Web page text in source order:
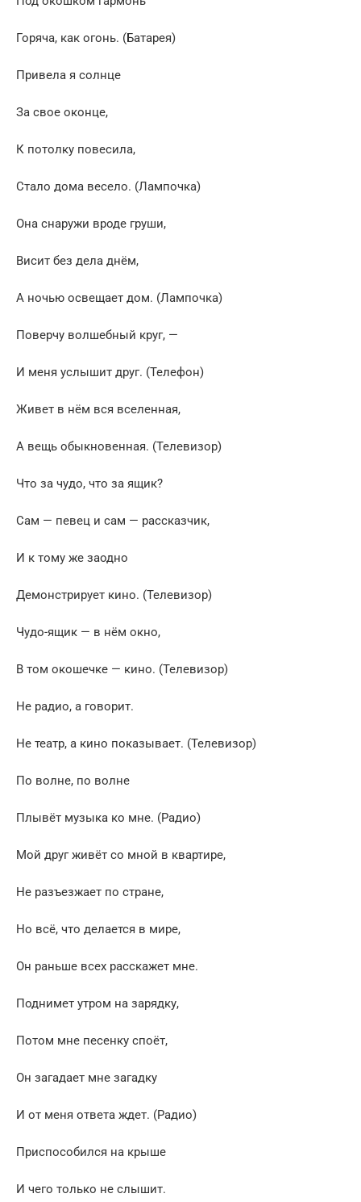
Горяча, как огонь. (Батарея)
Привела я солнце
За свое оконце,
К потолку повесила,
Стало дома весело. (Лампочка)
Она снаружи вроде груши,
Висит без дела днём,
А ночью освещает дом. (Лампочка)
Поверчу волшебный круг, —
И меня услышит друг. (Телефон)
Живет в нём вся вселенная,
А вещь обыкновенная. (Телевизор)
Что за чудо, что за ящик?
Сам — певец и сам — рассказчик,
И к тому же заодно
Демонстрирует кино. (Телевизор)
Чудо-ящик — в нём окно,
В том окошечке — кино. (Телевизор)
Не радио, а говорит.
Не театр, а кино показывает. (Телевизор)
По волне, по волне
Плывёт музыка ко мне. (Радио)
Мой друг живёт со мной в квартире,
Не разъезжает по стране,
Но всё, что делается в мире,
Он раньше всех расскажет мне.
Поднимет утром на зарядку,
Потом мне песенку споёт,
Он загадает мне загадку
И от меня ответа ждет. (Радио)
Приспособился на крыше
И чего только не слышит.